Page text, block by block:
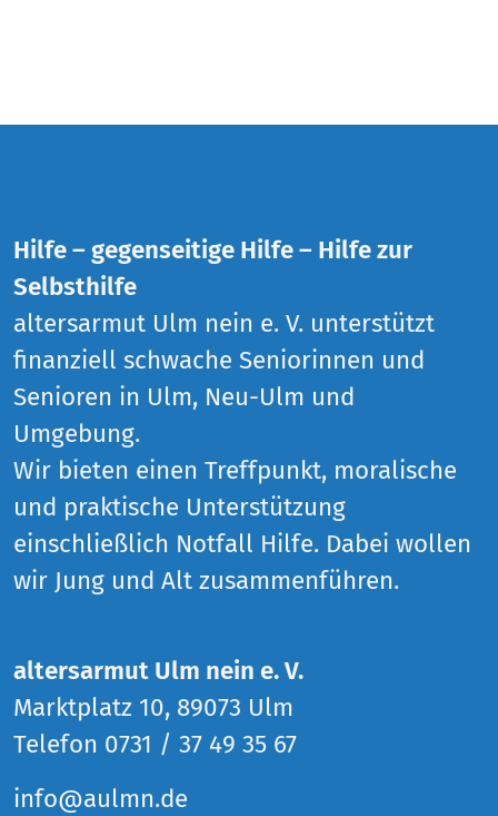
Hilfe – gegenseitige Hilfe – Hilfe zur
Selbsthilfe
altersarmut Ulm nein e. V. unterstützt
finanziell schwache Seniorinnen und
Senioren in Ulm, Neu-Ulm und
Umgebung.
Wir bieten einen Treffpunkt, moralische
und praktische Unterstützung
einschließlich Notfall Hilfe. Dabei wollen
wir Jung und Alt zusammenführen.
altersarmut Ulm nein e. V.
Marktplatz 10, 89073 Ulm
Telefon 0731 / 37 49 35 67
info@aulmn.de